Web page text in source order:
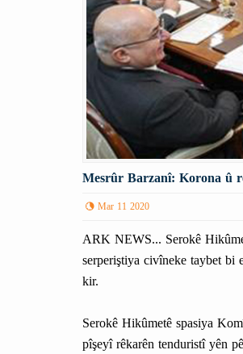
Mesrûr Barzanî: Korona û
Mar 11 2020
ARK NEWS... Serokê
serperiştiya civîneke taybet
kir.
Serokê Hikûmetê spasiya
pîşeyî rêkarên tenduristî yên